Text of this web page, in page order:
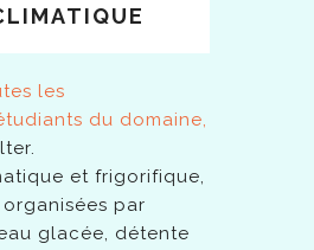
les
du domaine,
et frigorifique,
par
glacée, détente